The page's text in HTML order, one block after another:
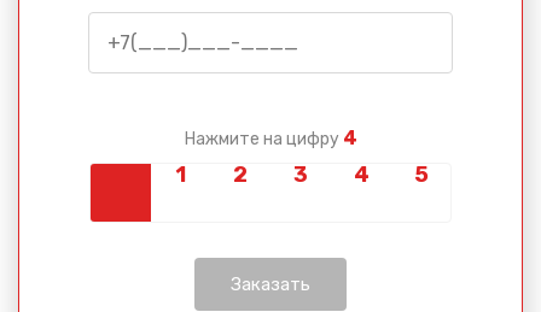
Нажмите на цифру 4